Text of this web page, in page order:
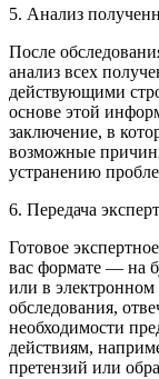
5. Анализ
После
анализ всех
действующими
основе этой
заключение, в
возможные
устранению
6. Передача
Готовое
вас формате — на
или в
обследования,
необходимости
действиям,
претензий или